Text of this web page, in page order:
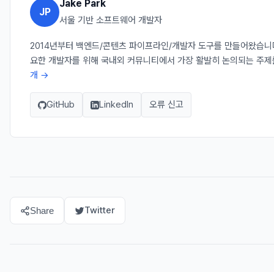
JP
Jake Park
서울 기반 소프트웨어 개발자
2014년부터 백엔드/콘텐츠 파이프라인/개발자 도구를 만들어왔
요한 개발자를 위해 국내외 커뮤니티에서 가장 활발히 논의되는 주
개 →
GitHub LinkedIn 오류 신고
Share Twitter